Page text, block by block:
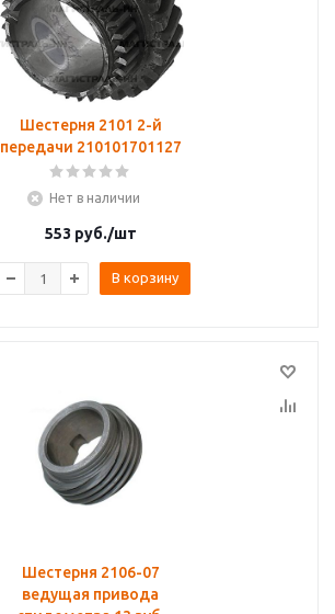
Шестерня 2101 2-й
передачи 210101701127
Нет в наличии
553 руб./шт
В корзину
Шестерня 2106-07
ведущая привода